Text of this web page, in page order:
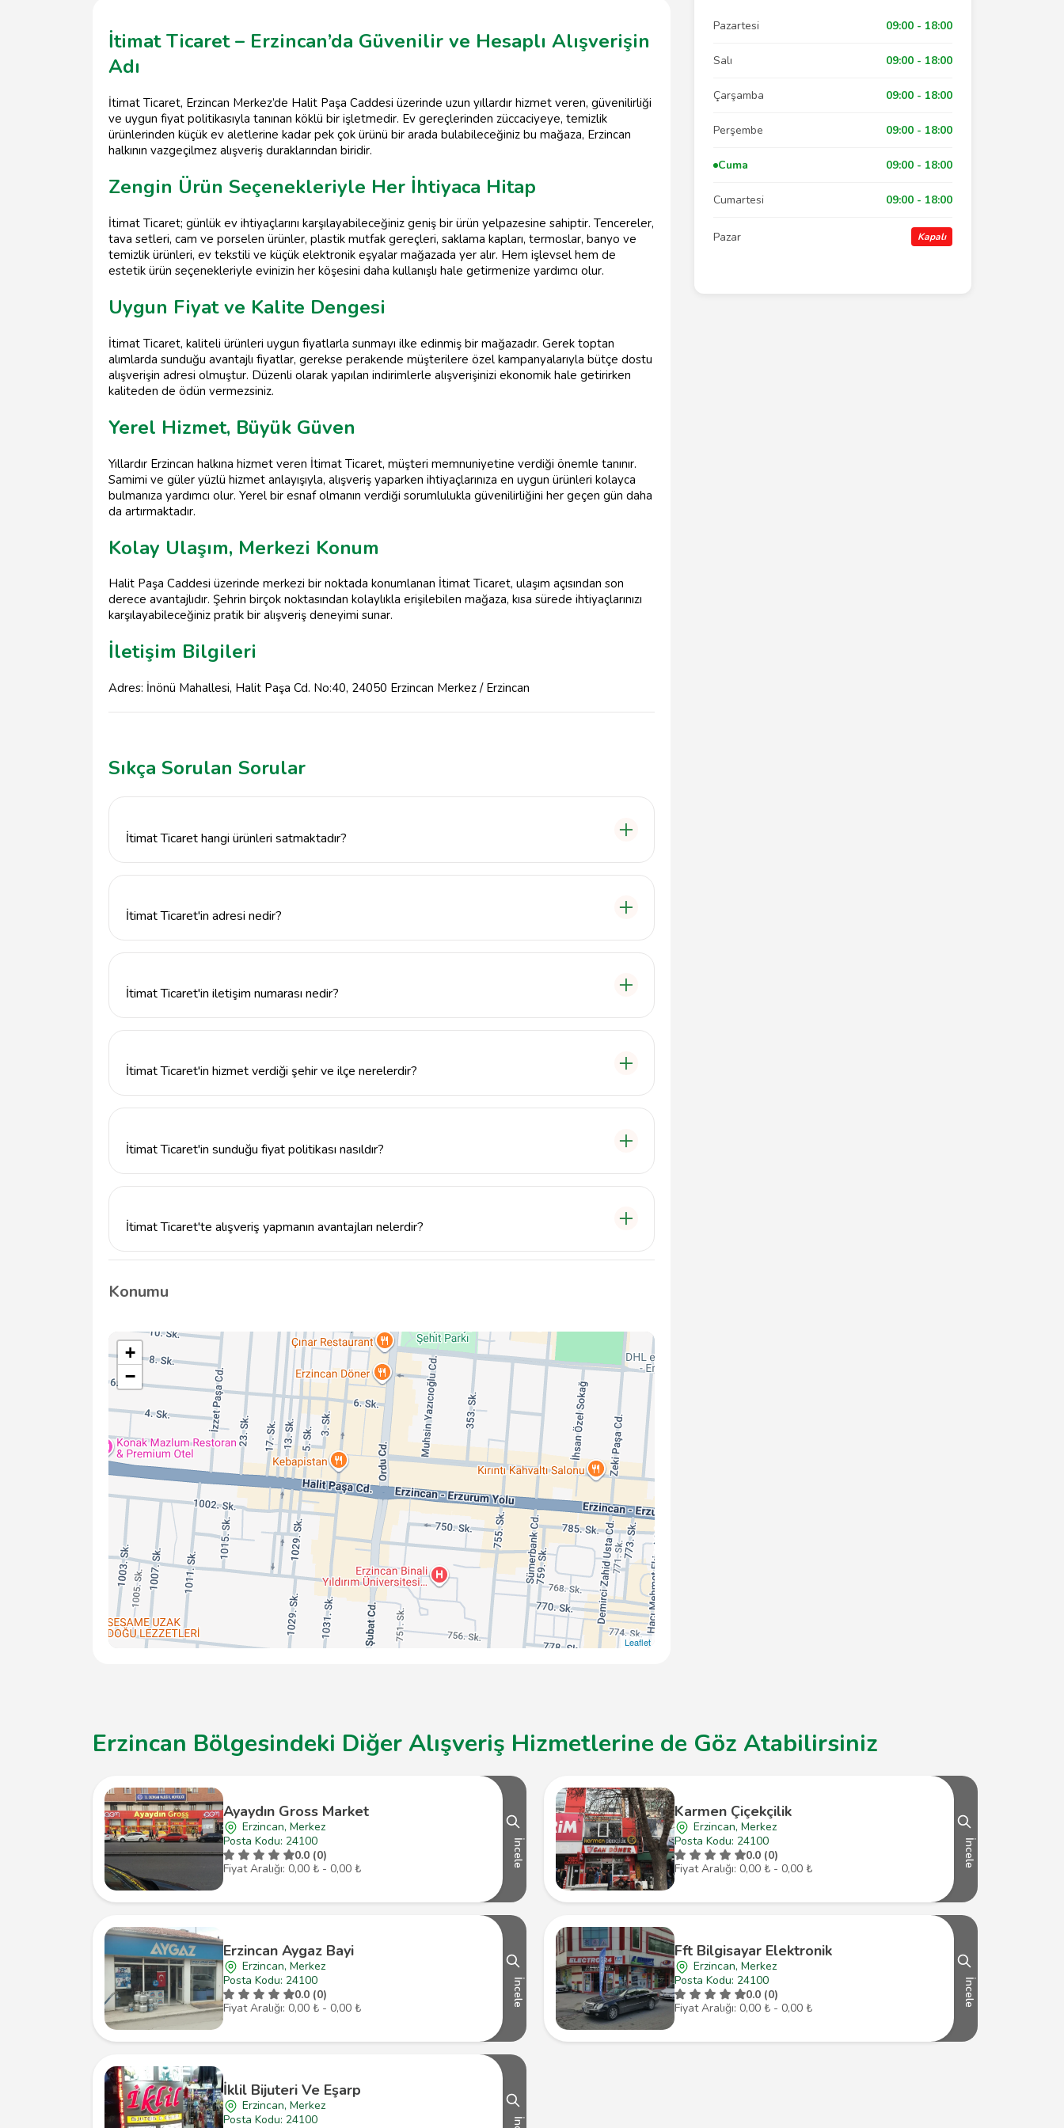
İtimat Ticaret – Erzincan’da Güvenilir ve Hesaplı Alışverişin
Adı
İtimat Ticaret, Erzincan Merkez’de Halit Paşa Caddesi üzerinde uzun yıllardır hizmet veren, güvenilirliği
ve uygun fiyat politikasıyla tanınan köklü bir işletmedir. Ev gereçlerinden züccaciyeye, temizlik
ürünlerinden küçük ev aletlerine kadar pek çok ürünü bir arada bulabileceğiniz bu mağaza, Erzincan
halkının vazgeçilmez alışveriş duraklarından biridir.
Zengin Ürün Seçenekleriyle Her İhtiyaca Hitap
İtimat Ticaret; günlük ev ihtiyaçlarını karşılayabileceğiniz geniş bir ürün yelpazesine sahiptir. Tencereler,
tava setleri, cam ve porselen ürünler, plastik mutfak gereçleri, saklama kapları, termoslar, banyo ve
temizlik ürünleri, ev tekstili ve küçük elektronik eşyalar mağazada yer alır. Hem işlevsel hem de
estetik ürün seçenekleriyle evinizin her köşesini daha kullanışlı hale getirmenize yardımcı olur.
Uygun Fiyat ve Kalite Dengesi
İtimat Ticaret, kaliteli ürünleri uygun fiyatlarla sunmayı ilke edinmiş bir mağazadır. Gerek toptan
alımlarda sunduğu avantajlı fiyatlar, gerekse perakende müşterilere özel kampanyalarıyla bütçe dostu
alışverişin adresi olmuştur. Düzenli olarak yapılan indirimlerle alışverişinizi ekonomik hale getirirken
kaliteden de ödün vermezsiniz.
Yerel Hizmet, Büyük Güven
Yıllardır Erzincan halkına hizmet veren İtimat Ticaret, müşteri memnuniyetine verdiği önemle tanınır.
Samimi ve güler yüzlü hizmet anlayışıyla, alışveriş yaparken ihtiyaçlarınıza en uygun ürünleri kolayca
bulmanıza yardımcı olur. Yerel bir esnaf olmanın verdiği sorumlulukla güvenilirliğini her geçen gün daha
da artırmaktadır.
Kolay Ulaşım, Merkezi Konum
Halit Paşa Caddesi üzerinde merkezi bir noktada konumlanan İtimat Ticaret, ulaşım açısından son
derece avantajlıdır. Şehrin birçok noktasından kolaylıkla erişilebilen mağaza, kısa sürede ihtiyaçlarınızı
karşılayabileceğiniz pratik bir alışveriş deneyimi sunar.
İletişim Bilgileri
Adres: İnönü Mahallesi, Halit Paşa Cd. No:40, 24050 Erzincan Merkez / Erzincan
Sıkça Sorulan Sorular
İtimat Ticaret hangi ürünleri satmaktadır?
İtimat Ticaret'in adresi nedir?
İtimat Ticaret'in iletişim numarası nedir?
İtimat Ticaret'in hizmet verdiği şehir ve ilçe nerelerdir?
İtimat Ticaret'in sunduğu fiyat politikası nasıldır?
İtimat Ticaret'te alışveriş yapmanın avantajları nelerdir?
İtimat Ticaret, zengin ürün seçenekleri ve müşteri memnuniyetine odaklanan hizmet anlayışı ile
Konumu
+
−
Leaflet
Pazartesi 09:00 - 18:00
Salı 09:00 - 18:00
Çarşamba 09:00 - 18:00
Perşembe 09:00 - 18:00
Cuma 09:00 - 18:00
Cumartesi 09:00 - 18:00
Pazar Kapalı
Erzincan Bölgesindeki Diğer Alışveriş Hizmetlerine de Göz Atabilirsiniz
Ayaydın Gross Market
Erzincan, Merkez
Posta Kodu: 24100
0.0 (0)
Fiyat Aralığı: 0,00 ₺ - 0,00 ₺
İncele
Karmen Çiçekçilik
Erzincan, Merkez
Posta Kodu: 24100
0.0 (0)
Fiyat Aralığı: 0,00 ₺ - 0,00 ₺
İncele
Erzincan Aygaz Bayi
Erzincan, Merkez
Posta Kodu: 24100
0.0 (0)
Fiyat Aralığı: 0,00 ₺ - 0,00 ₺
İncele
Fft Bilgisayar Elektronik
Erzincan, Merkez
Posta Kodu: 24100
0.0 (0)
Fiyat Aralığı: 0,00 ₺ - 0,00 ₺
İncele
İklil Bijuteri Ve Eşarp
Erzincan, Merkez
Posta Kodu: 24100